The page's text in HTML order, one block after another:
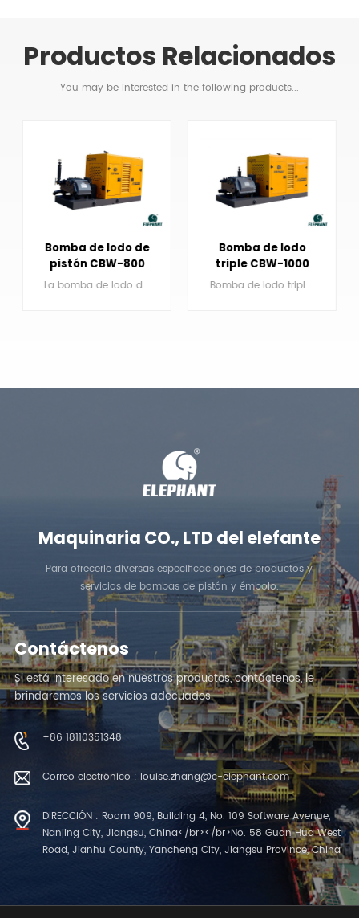
Productos Relacionados
You may be interested in the following products...
Bomba de lodo de
pistón CBW-800
para disco duro deLa bomba de lodo de pistón CBW-800 para plataforma de perforación funciona principalmente con la plataforma de perforación de aproximadamente 90 toneladas.
Bomba de lodo
triple CBW-1000
para disco duro de
100 toneladas
Bomba de lodo triplex horizontal CBW-1000 Trabaja principalmente con la plataforma de perforación de alrededor de 100 toneladas.
Maquinaria CO., LTD del elefante
Para ofrecerle diversas especificaciones de productos y
servicios de bombas de pistón y émbolo.
Contáctenos
Si está interesado en nuestros productos, contáctenos, le
brindaremos los servicios adecuados.
+86 18110351348
Correo electrónico : louise.zhang@c-elephant.com
DIRECCIÓN : Room 909, Building 4, No. 109 Software Avenue,
Nanjing City, Jiangsu, China</br></br>No. 58 Guan Hua West
Road, Jianhu County, Yancheng City, Jiangsu Province, China